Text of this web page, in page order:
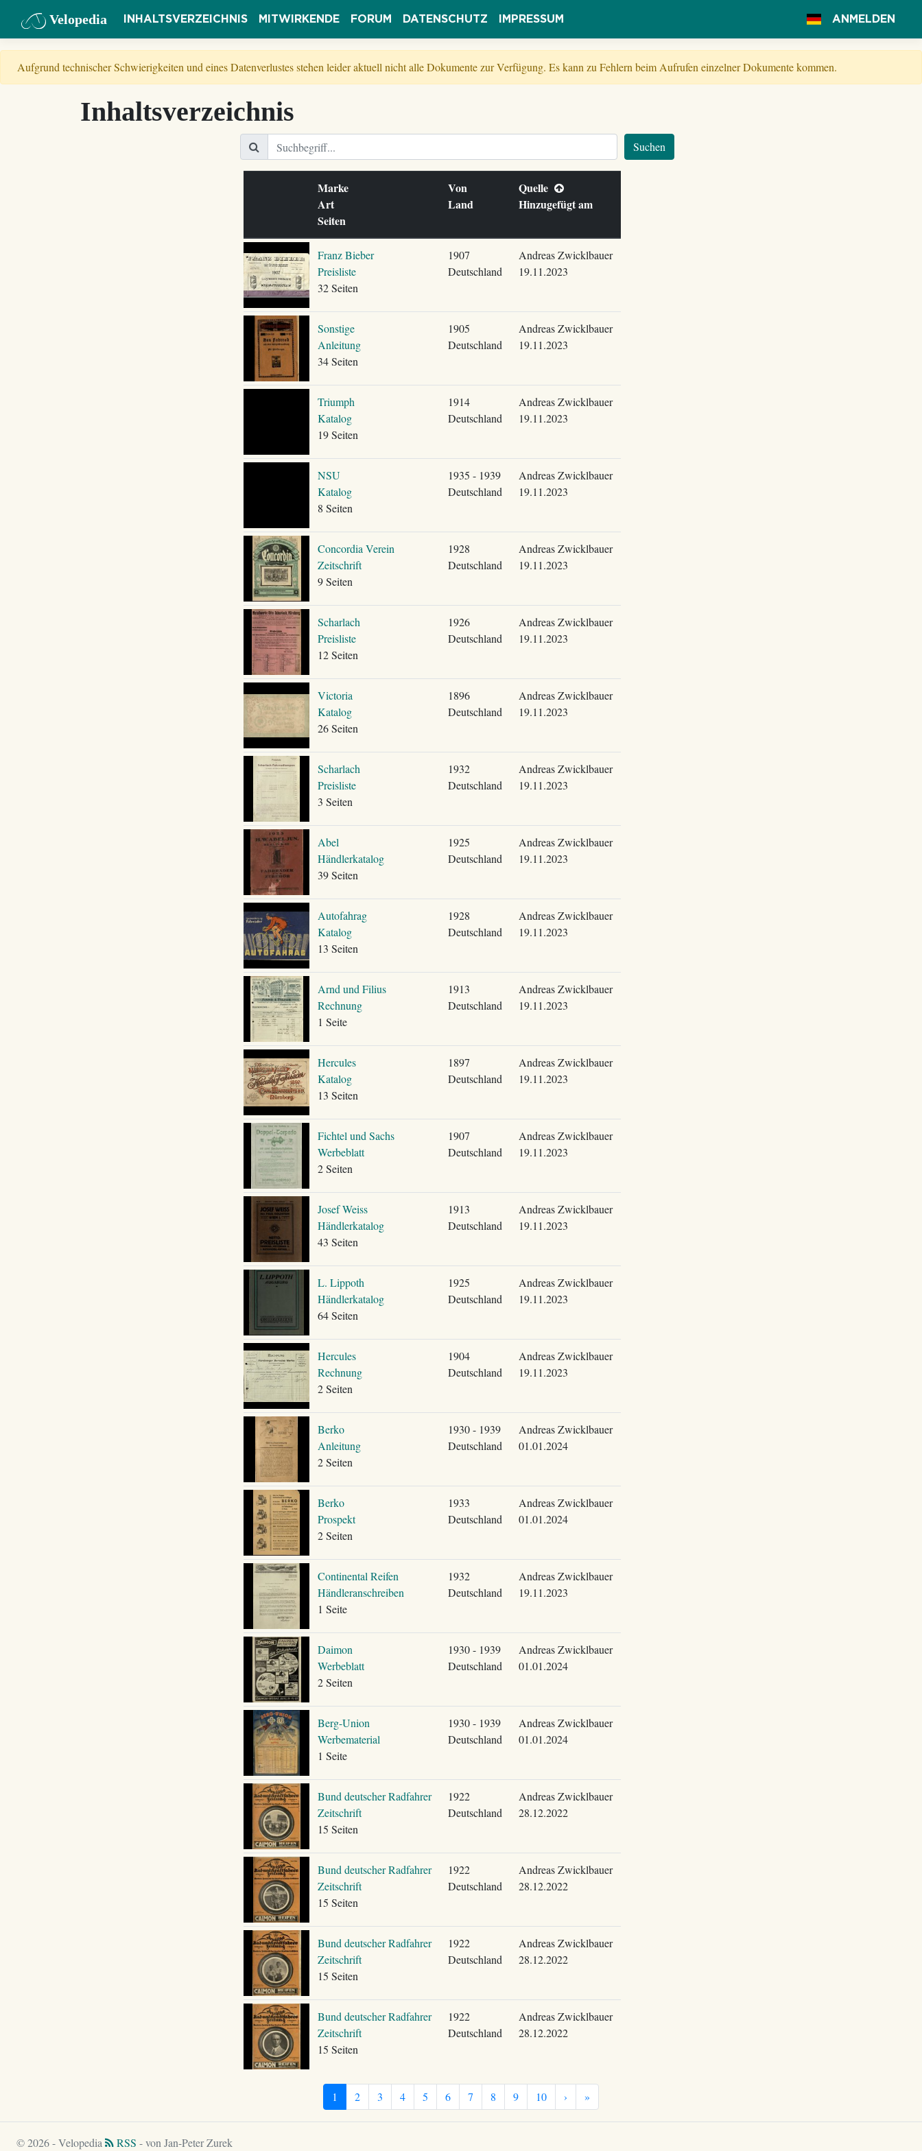
Velopedia INHALTSVERZEICHNIS MITWIRKENDE FORUM DATENSCHUTZ IMPRESSUM ANMELDEN
Aufgrund technischer Schwierigkeiten und eines Datenverlustes stehen leider aktuell nicht alle Dokumente zur Verfügung. Es kann zu Fehlern beim Aufrufen einzelner Dokumente kommen.
Inhaltsverzeichnis
Suchen
Marke
Art
Seiten
Von
Land
Quelle
Hinzugefügt am
Franz Bieber
Preisliste
32 Seiten
1907
Deutschland
Andreas Zwicklbauer
19.11.2023
Sonstige
Anleitung
34 Seiten
1905
Deutschland
Andreas Zwicklbauer
19.11.2023
Triumph
Katalog
19 Seiten
1914
Deutschland
Andreas Zwicklbauer
19.11.2023
NSU
Katalog
8 Seiten
1935 - 1939
Deutschland
Andreas Zwicklbauer
19.11.2023
Concordia Verein
Zeitschrift
9 Seiten
1928
Deutschland
Andreas Zwicklbauer
19.11.2023
Scharlach
Preisliste
12 Seiten
1926
Deutschland
Andreas Zwicklbauer
19.11.2023
Victoria
Katalog
26 Seiten
1896
Deutschland
Andreas Zwicklbauer
19.11.2023
Scharlach
Preisliste
3 Seiten
1932
Deutschland
Andreas Zwicklbauer
19.11.2023
Abel
Händlerkatalog
39 Seiten
1925
Deutschland
Andreas Zwicklbauer
19.11.2023
Autofahrag
Katalog
13 Seiten
1928
Deutschland
Andreas Zwicklbauer
19.11.2023
Arnd und Filius
Rechnung
1 Seite
1913
Deutschland
Andreas Zwicklbauer
19.11.2023
Hercules
Katalog
13 Seiten
1897
Deutschland
Andreas Zwicklbauer
19.11.2023
Fichtel und Sachs
Werbeblatt
2 Seiten
1907
Deutschland
Andreas Zwicklbauer
19.11.2023
Josef Weiss
Händlerkatalog
43 Seiten
1913
Deutschland
Andreas Zwicklbauer
19.11.2023
L. Lippoth
Händlerkatalog
64 Seiten
1925
Deutschland
Andreas Zwicklbauer
19.11.2023
Hercules
Rechnung
2 Seiten
1904
Deutschland
Andreas Zwicklbauer
19.11.2023
Berko
Anleitung
2 Seiten
1930 - 1939
Deutschland
Andreas Zwicklbauer
01.01.2024
Berko
Prospekt
2 Seiten
1933
Deutschland
Andreas Zwicklbauer
01.01.2024
Continental Reifen
Händleranschreiben
1 Seite
1932
Deutschland
Andreas Zwicklbauer
19.11.2023
Daimon
Werbeblatt
2 Seiten
1930 - 1939
Deutschland
Andreas Zwicklbauer
01.01.2024
Berg-Union
Werbematerial
1 Seite
1930 - 1939
Deutschland
Andreas Zwicklbauer
01.01.2024
Bund deutscher Radfahrer
Zeitschrift
15 Seiten
1922
Deutschland
Andreas Zwicklbauer
28.12.2022
Bund deutscher Radfahrer
Zeitschrift
15 Seiten
1922
Deutschland
Andreas Zwicklbauer
28.12.2022
Bund deutscher Radfahrer
Zeitschrift
15 Seiten
1922
Deutschland
Andreas Zwicklbauer
28.12.2022
Bund deutscher Radfahrer
Zeitschrift
15 Seiten
1922
Deutschland
Andreas Zwicklbauer
28.12.2022
1 2 3 4 5 6 7 8 9 10 › »
© 2026 - Velopedia RSS - von Jan-Peter Zurek